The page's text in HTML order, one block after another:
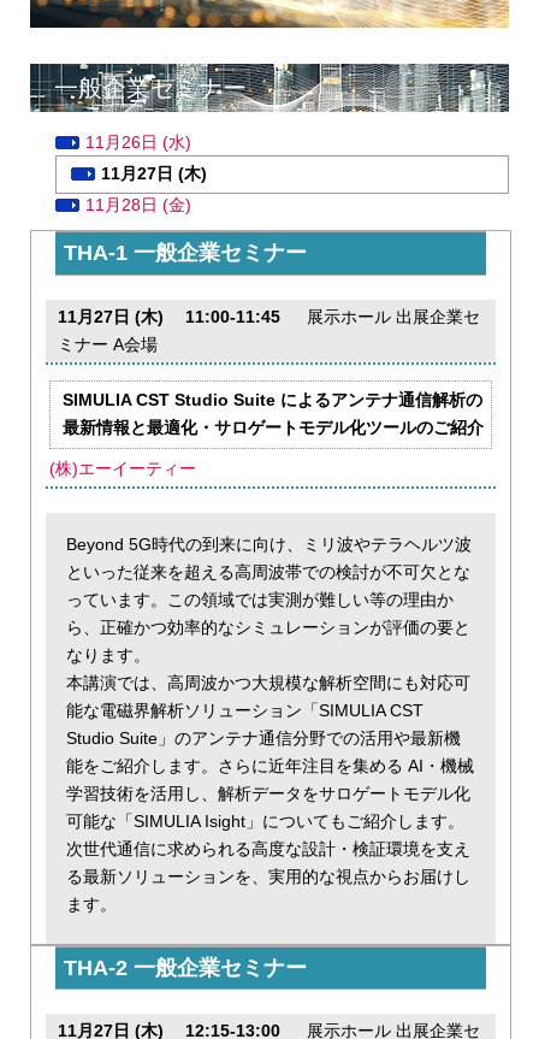
一般企業セミナー
11月26日 (水)
11月27日 (木)
11月28日 (金)
THA-1 一般企業セミナー
11月27日 (木) 11:00-11:45 展示ホール 出展企業セ
ミナー A会場
SIMULIA CST Studio Suite によるアンテナ通信解析の
最新情報と最適化・サロゲートモデル化ツールのご紹介
(株)エーイーティー
Beyond 5G時代の到来に向け、ミリ波やテラヘルツ波
といった従来を超える高周波帯での検討が不可欠とな
っています。この領域では実測が難しい等の理由か
ら、正確かつ効率的なシミュレーションが評価の要と
なります。
本講演では、高周波かつ大規模な解析空間にも対応可
能な電磁界解析ソリューション「SIMULIA CST
Studio Suite」のアンテナ通信分野での活用や最新機
能をご紹介します。さらに近年注目を集める AI・機械
学習技術を活用し、解析データをサロゲートモデル化
可能な「SIMULIA Isight」についてもご紹介します。
次世代通信に求められる高度な設計・検証環境を支え
る最新ソリューションを、実用的な視点からお届けし
ます。
THA-2 一般企業セミナー
11月27日 (木) 12:15-13:00 展示ホール 出展企業セ